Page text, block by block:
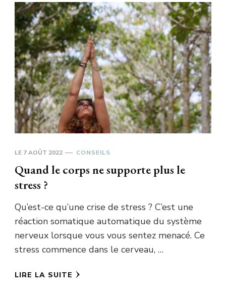
LE 7 AOÛT 2022 CONSEILS
Quand le corps ne supporte plus le
stress ?
Qu’est-ce qu’une crise de stress ? C’est une
réaction somatique automatique du système
nerveux lorsque vous vous sentez menacé. Ce
stress commence dans le cerveau, …
LIRE LA SUITE